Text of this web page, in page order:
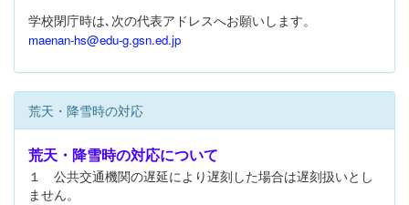
学校閉庁時は､次の代表アドレスへお願いします。
maenan-hs@edu-g.gsn.ed.jp
荒天・降雪時の対応
荒天・降雪時の対応について
１ 公共交通機関の遅延により遅刻した場合は遅刻扱いとし
ません。